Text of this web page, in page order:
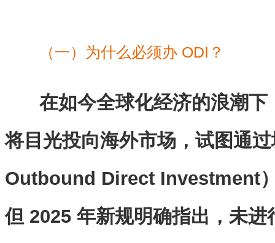
（一）为什么必须办 ODI？
在如今全球化经济的浪潮
将目光投向海外市场，试图通
Outbound Direct Investment
但 2025 年新规明确指出，未